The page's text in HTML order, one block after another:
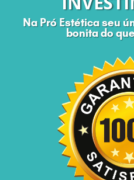
Na Pró Estética seu
bonita do